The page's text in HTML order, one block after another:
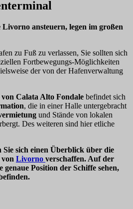
ansteuern, legen im großen
zu Fuß zu verlassen, Sie sollten sich
Fortbewegungs-Möglichkeiten
der von der Hafenverwaltung
Calata Alto Fondale befindet sich
, die in einer Halle untergebracht
und Stände von lokalen
Des weiteren sind hier etliche
sich einen Überblick über die
Livorno verschaffen. Auf der
Position der Schiffe sehen,